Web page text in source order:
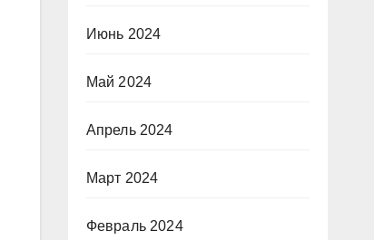
Июнь 2024
Май 2024
Апрель 2024
Март 2024
Февраль 2024